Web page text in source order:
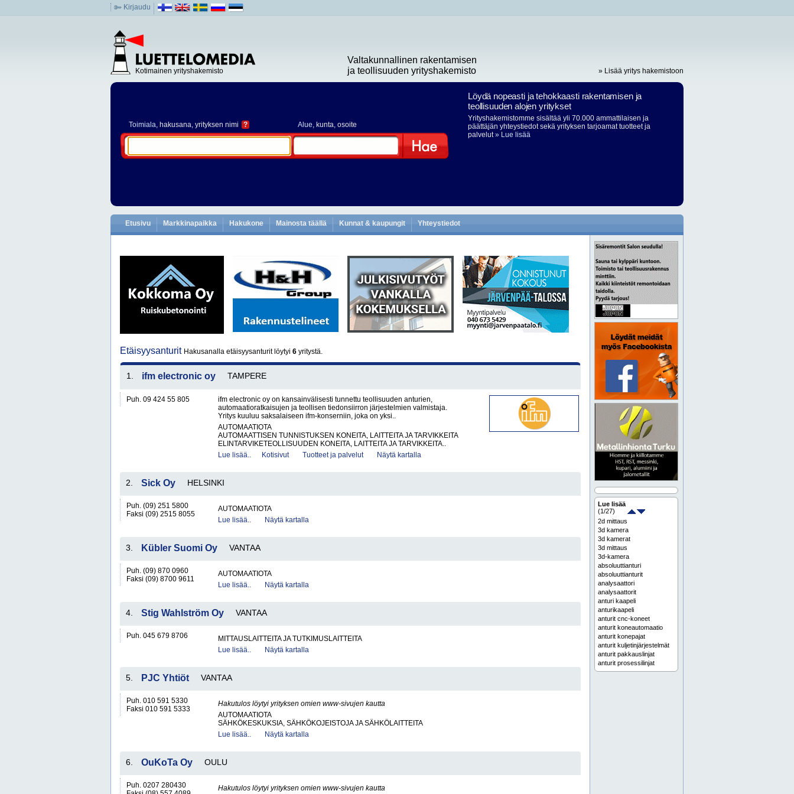
Kirjaudu
Kotimainen yrityshakemisto
Valtakunnallinen rakentamisen
ja teollisuuden yrityshakemisto
» Lisää yritys hakemistoon
Toimiala, hakusana, yrityksen nimi ? Alue, kunta, osoite
Löydä nopeasti ja tehokkaasti rakentamisen ja
teollisuuden alojen yritykset
Yrityshakemistomme sisältää yli 70.000 ammattilaisen ja
päättäjän yhteystiedot sekä yrityksen tarjoamat tuotteet ja
palvelut» Lue lisää
Etusivu Markkinapaikka Hakukone Mainosta täällä Kunnat & kaupungit Yhteystiedot
Etäisyysanturit Hakusanalla etäisyysanturit löytyi 6 yritystä.
1. ifm electronic oy TAMPERE
Puh. 09 424 55 805
ifm electronic oy on kansainvälisesti tunnettu teollisuuden anturien,
automaatioratkaisujen ja teollisen tiedonsiirron järjestelmien valmistaja.
Yritys kuuluu saksalaiseen ifm-konserniin, joka on yksi..
AUTOMAATIOTA
AUTOMAATTISEN TUNNISTUKSEN KONEITA, LAITTEITA JA TARVIKKEITA
ELINTARVIKETEOLLISUUDEN KONEITA, LAITTEITA JA TARVIKKEITA..
Lue lisää..
Kotisivut Tuotteet ja palvelut Näytä kartalla
2. Sick Oy HELSINKI
Puh. (09) 251 5800
Faksi (09) 2515 8055
AUTOMAATIOTA
Lue lisää..
Näytä kartalla
3. Kübler Suomi Oy VANTAA
Puh. (09) 870 0960
Faksi (09) 8700 9611
AUTOMAATIOTA
Lue lisää..
Näytä kartalla
4. Stig Wahlström Oy VANTAA
Puh. 045 679 8706
MITTAUSLAITTEITA JA TUTKIMUSLAITTEITA
Lue lisää..
Näytä kartalla
5. PJC Yhtiöt VANTAA
Puh. 010 591 5330
Faksi 010 591 5333
Hakutulos löytyi yrityksen omien www-sivujen kautta
AUTOMAATIOTA
SÄHKÖKESKUKSIA, SÄHKÖKOJEISTOJA JA SÄHKÖLAITTEITA
Lue lisää..
Näytä kartalla
6. OuKoTa Oy OULU
Puh. 0207 280430
Hakutulos löytyi yrityksen omien www-sivujen kautta
Lue lisää
(1/27)
2d mittaus
3d kamera
3d kamerat
3d mittaus
3d-kamera
absoluuttianturi
absoluuttianturit
analysaattori
analysaattorit
anturi kaapeli
anturikaapeli
anturit cnc-koneet
anturit koneautomaatio
anturit konepajat
anturit kuljetinjärjestelmät
anturit pakkauslinjat
anturit prosessilinjat
anturit robotiikka